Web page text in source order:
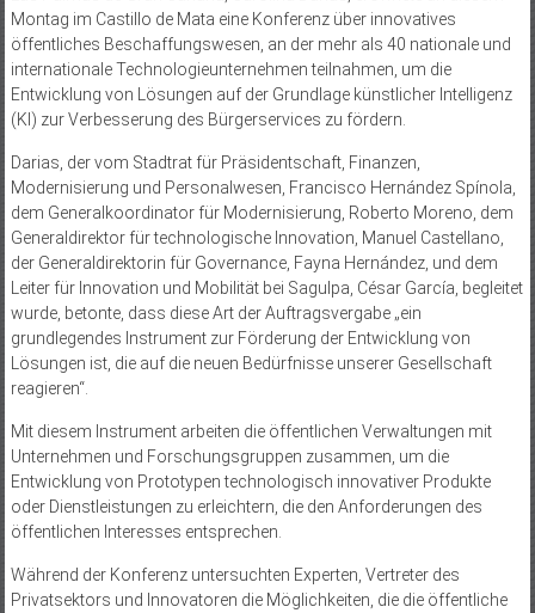
Montag im Castillo de Mata eine Konferenz über innovatives
öffentliches Beschaffungswesen, an der mehr als 40 nationale und
internationale Technologieunternehmen teilnahmen, um die
Entwicklung von Lösungen auf der Grundlage künstlicher Intelligenz
(KI) zur Verbesserung des Bürgerservices zu fördern.
Darias, der vom Stadtrat für Präsidentschaft, Finanzen,
Modernisierung und Personalwesen, Francisco Hernández Spínola,
dem Generalkoordinator für Modernisierung, Roberto Moreno, dem
Generaldirektor für technologische Innovation, Manuel Castellano,
der Generaldirektorin für Governance, Fayna Hernández, und dem
Leiter für Innovation und Mobilität bei Sagulpa, César García, begleitet
wurde, betonte, dass diese Art der Auftragsvergabe „ein
grundlegendes Instrument zur Förderung der Entwicklung von
Lösungen ist, die auf die neuen Bedürfnisse unserer Gesellschaft
reagieren“.
Mit diesem Instrument arbeiten die öffentlichen Verwaltungen mit
Unternehmen und Forschungsgruppen zusammen, um die
Entwicklung von Prototypen technologisch innovativer Produkte
oder Dienstleistungen zu erleichtern, die den Anforderungen des
öffentlichen Interesses entsprechen.
Während der Konferenz untersuchten Experten, Vertreter des
Privatsektors und Innovatoren die Möglichkeiten, die die öffentliche